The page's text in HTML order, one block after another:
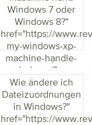
Windows 7 oder
Windows 8?"
href="https://
my-windows-xp-
machine-handle-
windows-7-or-
windows-8/">
Wie ändere ich
Dateizuordnungen
in Windows?"
href="https://